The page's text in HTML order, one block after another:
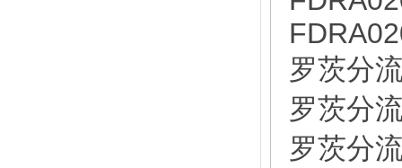
罗茨分
罗茨分
罗茨分